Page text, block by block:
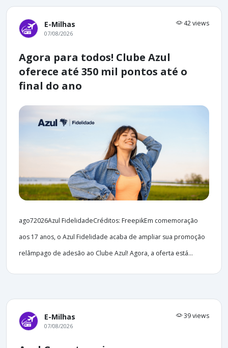
E-Milhas 42 views
07/08/2026
Agora para todos! Clube Azul
oferece até 350 mil pontos até o
final do ano
ago72026Azul FidelidadeCréditos: FreepikEm comemoração
aos 17 anos, o Azul Fidelidade acaba de ampliar sua promoção
relâmpago de adesão ao Clube Azul! Agora, a oferta está...
E-Milhas 39 views
07/08/2026